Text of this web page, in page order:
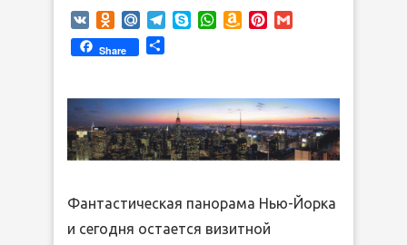
VK Odnoklassniki
Mail.RuTelegram
SkypeWhatsApp
AmazonPinterest
Share
Фантастическая панорама Нью-Йорка
и сегодня остается визитной